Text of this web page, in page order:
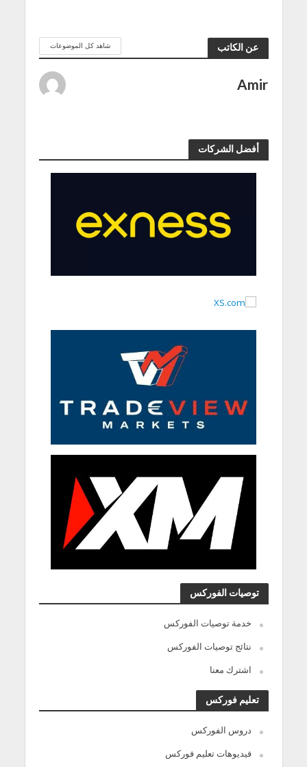
عن الكاتب شاهد كل الموضوعات
Amir
أفضل الشركات
توصيات الفوركس
خدمة توصيات الفوركس
نتائج توصيات الفوركس
اشترك معنا
تعليم فوركس
دروس الفوركس
فيديوهات تعليم فوركس